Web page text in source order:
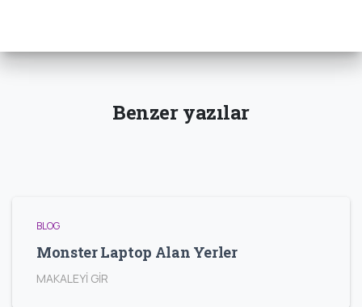
Benzer yazılar
BLOG
Monster Laptop Alan Yerler
MAKALEYİ GİR